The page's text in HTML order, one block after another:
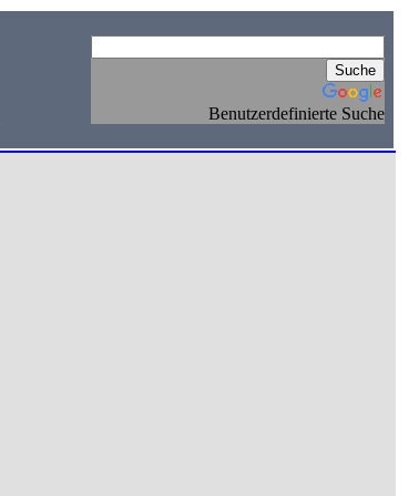
Benutzerdefinierte Suche